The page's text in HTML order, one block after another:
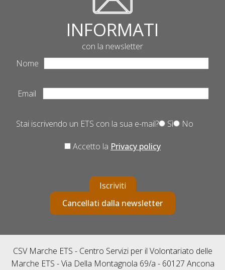
INFORMATI
con la newsletter
Nome
Email
Stai iscrivendo un ETS con la sua e-mail? Sì No
Accetto la Privacy policy
Iscriviti
Cancellati dalla newsletter
CSV Marche ETS - Centro Servizi per il Volontariato delle
Marche ETS - Via Della Montagnola 69/a - 60127 Ancona